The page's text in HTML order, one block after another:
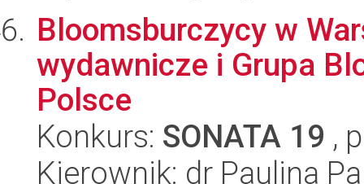
Bloomsburczycy w
wydawnicze i Grupa
Polsce
Konkurs: SONATA 19 ,
Kierownik: dr Paulina